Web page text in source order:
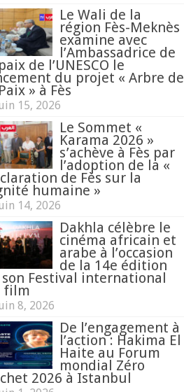
Le Wali de la
région Fès-Meknès
examine avec
l’Ambassadrice de
de l’UNESCO le
du projet « Arbre de
» à Fès
15, 2026
Le Sommet «
Karama 2026 »
s’achève à Fès par
l’adoption de la «
de Fès sur la
humaine »
14, 2026
Dakhla célèbre le
cinéma africain et
arabe à l’occasion
de la 14e édition
son Festival international
film
8, 2026
De l’engagement à
l’action : Hakima El
Haite au Forum
mondial Zéro
2026 à Istanbul